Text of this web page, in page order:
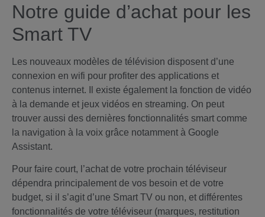
Notre guide d’achat pour les
Smart TV
Les nouveaux modèles de télévision disposent d’une
connexion en wifi pour profiter des applications et
contenus internet. Il existe également la fonction de vidéo
à la demande et jeux vidéos en streaming. On peut
trouver aussi des dernières fonctionnalités smart comme
la navigation à la voix grâce notamment à Google
Assistant.
Pour faire court, l’achat de votre prochain téléviseur
dépendra principalement de vos besoin et de votre
budget, si il s’agit d’une Smart TV ou non, et différentes
fonctionnalités de votre téléviseur (marques, restitution